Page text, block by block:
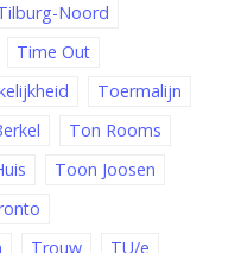
Noord
Time Out
Toermalijn
Ton Rooms
Toon Joosen
Trouw
TU/e